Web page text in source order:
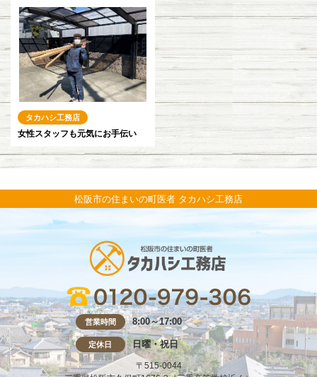
タカハシ工務店
女性スタッフも元気にお手伝い
松阪市の住まいの町医者 タカハシ工務店
営業時間 8:00～17:00
定休日 日曜・祝日
〒515-0044